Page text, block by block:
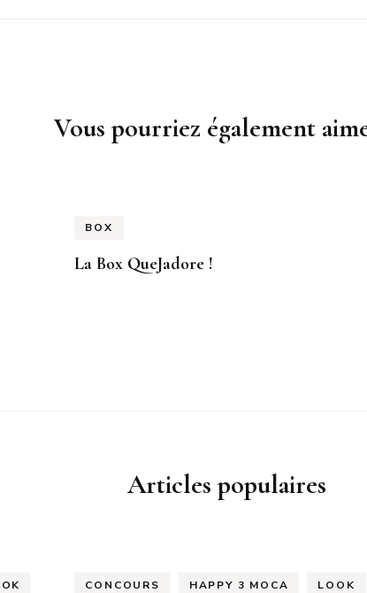
Vous pourriez également
BOX
La Box QueJadore !
Articles populaires
CONCOURS HAPPY 3 MOCA LOOK